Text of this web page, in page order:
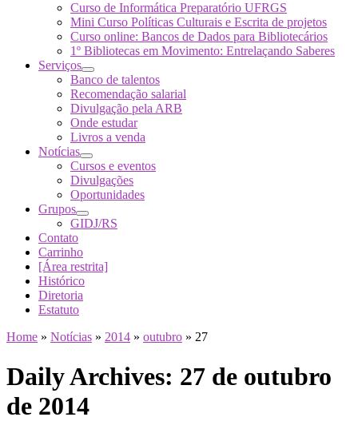
Curso de Informática Preparatório UFRGS
Mini Curso Políticas Culturais e Escrita de projetos
Curso online: Bancos de Dados para Bibliotecários
1º Bibliotecas em Movimento: Entrelaçando Saberes
Serviços
Banco de talentos
Recomendação salarial
Divulgação pela ARB
Onde estudar
Livros a venda
Notícias
Cursos e eventos
Divulgações
Oportunidades
Grupos
GIDJ/RS
Contato
Carrinho
[Área restrita]
Histórico
Diretoria
Estatuto
Home » Notícias » 2014 » outubro » 27
Daily Archives: 27 de outubro
de 2014